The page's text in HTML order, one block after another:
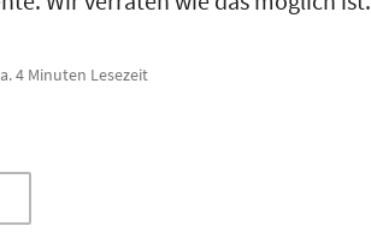
4 Minuten Lesezeit